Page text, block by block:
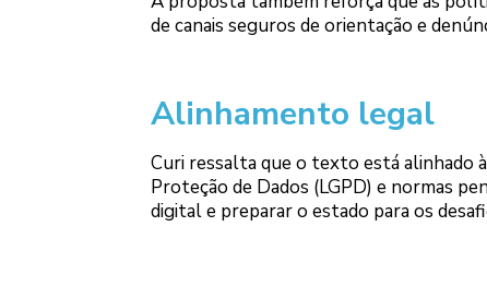
de canais seguros de orientação e
Alinhamento legal
Curi ressalta que o texto está alinhado
Proteção de Dados (LGPD) e normas
digital e preparar o estado para os